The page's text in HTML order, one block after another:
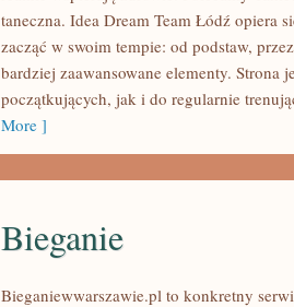
taneczna. Idea Dream Team Łódź opiera
zacząć w swoim tempie: od podstaw,
bardziej zaawansowane elementy. Strona
początkujących, jak i do regularnie
More ]
Bieganie
Bieganiewwarszawie.pl to konkretny